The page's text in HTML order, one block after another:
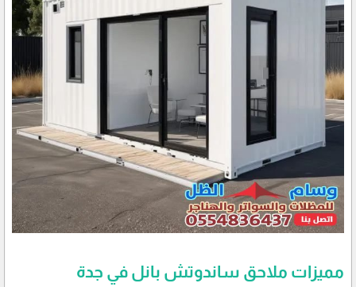
مميزات ملاحق ساندوتش بانل في جدة